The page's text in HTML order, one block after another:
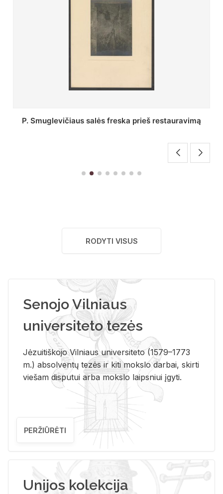
Stepono Batoro universiteto bibliotekos Profesorių
RODYTI VISUS
Senojo Vilniaus
universiteto tezės
Jėzuitiškojo Vilniaus universiteto (1579–1773
m.) absolventų tezės ir kiti mokslo darbai, skirti
viešam disputui arba mokslo laipsniui įgyti.
PERŽIŪRĖTI
Unijos kolekcija